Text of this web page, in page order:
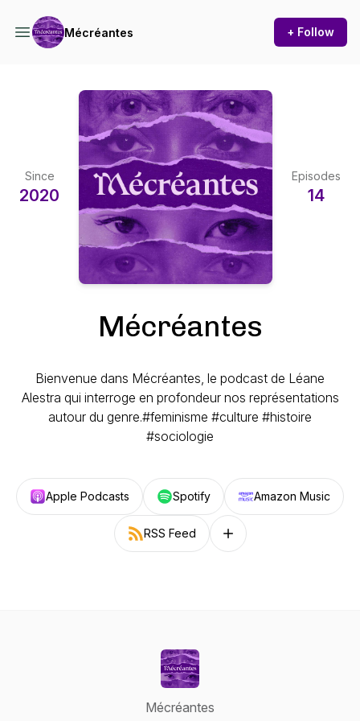
Mécréantes + Follow
Since
2020
Episodes
14
Mécréantes
Bienvenue dans Mécréantes, le podcast de Léane
Alestra qui interroge en profondeur nos représentations
autour du genre.#feminisme #culture #histoire
#sociologie
Apple Podcasts Spotify Amazon Music
RSS Feed Follow on other platforms
Mécréantes